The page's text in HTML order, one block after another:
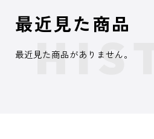
最近見た商品
最近見た商品がありません。